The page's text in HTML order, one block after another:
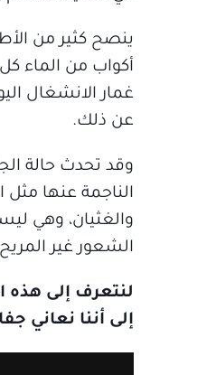
أكواب من الماء
غمار الانشغال
عن ذلك.
وقد تحدث حالة
الناجمة عنها
والغثيان، وهي
الشعور غير
لنتعرف إلى هذه
إلى أننا نعاني